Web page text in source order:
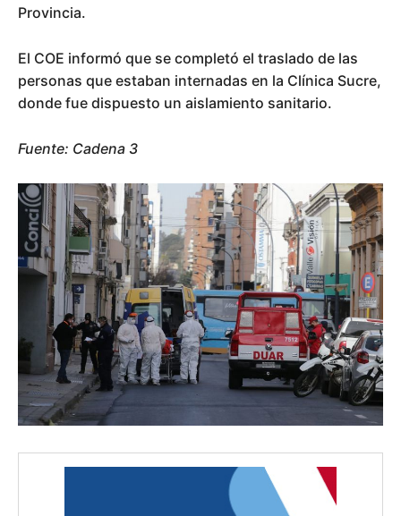
Provincia.
El COE informó que se completó el traslado de las
personas que estaban internadas en la Clínica Sucre,
donde fue dispuesto un aislamiento sanitario.
Fuente: Cadena 3